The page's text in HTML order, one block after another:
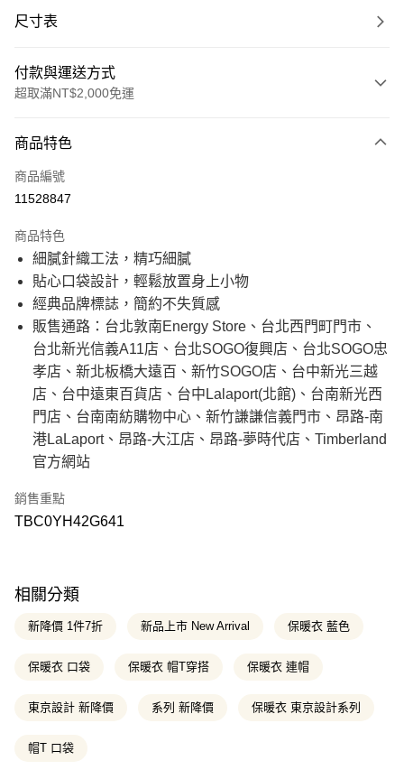
尺寸表
付款與運送方式
超取滿NT$2,000免運
信用卡一次付款
華南商業銀行
上海商業儲蓄銀行
台北富邦商業銀行
國泰世華商業銀行
兆豐國際商業銀行
匯豐（台灣）商業銀行
華泰商業銀行
聯邦商業銀行
遠東國際商業銀行
元大商業銀行
永豐商業銀行
玉山商業銀行
星展（台灣）商業銀行
台新國際商業銀行
中國信託商業銀行
台灣樂天信用卡公司
6 期 0 利率 每期
合作金庫商業銀行
第一商業銀行
華南商業銀行
彰化商業銀行
上海商業儲蓄銀行
台北富邦商業銀行
國泰世華商業銀行
兆豐國際商業銀行
臺灣中小企業銀行
台中商業銀行
匯豐（台灣）商業銀行
華泰商業銀行
聯邦商業銀行
遠東國際商業銀行
元大商業銀行
永豐商業銀行
玉山商業銀行
星展（台灣）商業銀行
台灣樂天信用卡公司
12 期 0 利率 每期NT$285
合作金庫商業銀行
第一商業銀行
華南商業銀行
彰化商業銀行
上海商業儲蓄銀行
台北富邦商業銀行
國泰世華商業銀行
兆豐國際商業銀行
臺灣中小企業銀行
台中商業銀行
匯豐（台灣）商業銀行
華泰商業銀行
聯邦商業銀行
遠東國際商業銀行
元大商業銀行
永豐商業銀行
玉山商業銀行
星展（台灣）商業銀行
台新國際商業銀行
台灣樂天信用卡公司
超商取貨付款
LINE Pay
Apple Pay
悠遊付
Google Pay
相關說明
【大哥付你分期使用說明】
成交易。
3.實際核准額度、可分期數及費用金額請依後續交易確認頁面所載為準。
4.訂單成立30分鐘內，如未前往確認交易或遇審核未通過，訂單將自動取
消。如遇「轉專審核」未通過狀況，表示未達大哥付你分期系統評分，恕無
【繳款方式說明】
醒簡訊。
2.透過簡訊連結打開帳單後，可選擇「超商條碼／台灣大直營門市／銀行轉
AFTEE先享後付是「在收到商品之後才付款」的支付方式。 讓您購物簡單
１．簡單：不需註冊會員、不需綁卡、不需儲值。
３．安心：先確認商品／服務後，再付款。
１．於結帳方式選擇「AFTEE先享後付」後，將跳轉至「AFTEE先享後付」
２．訂單成立數日內，您將收到繳費通知簡訊。
３．收到繳費通知簡訊後14天內，點擊此簡訊中的連結，可透過四大超商／
ATM付款
全家取貨付款
每筆NT$130，滿NT$2,000(含以上)免運費
商品特色
商品編號
11528847
商品特色
細膩針織工法，精巧細膩
貼心口袋設計，輕鬆放置身上小物
經典品牌標誌，簡約不失質感
販售通路：台北敦南Energy Store、台北西門町門市、
台北新光信義A11店、台北SOGO復興店、台北SOGO忠
孝店、新北板橋大遠百、新竹SOGO店、台中新光三越
店、台中遠東百貨店、台中Lalaport(北館)、台南新光西
門店、台南南紡購物中心、新竹謙謙信義門市、昂路-南
港LaLaport、昂路-大江店、昂路-夢時代店、Timberland
官方網站
銷售重點
TBC0YH42G641
相關分類
新降價 1件7折 新品上市 New Arrival 保暖衣 藍色
保暖衣 口袋 保暖衣 帽T穿搭 保暖衣 連帽
東京設計 新降價 系列 新降價 保暖衣 東京設計系列
帽T 口袋